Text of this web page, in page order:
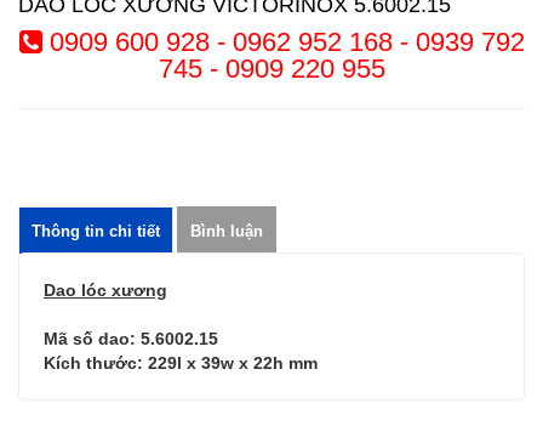
DAO LÓC XƯƠNG VICTORINOX 5.6002.15
0909 600 928 - 0962 952 168 - 0939 792
745 - 0909 220 955
Thông tin chi tiết Bình luận
Dao lóc xương
Mã số dao: 5.6002.15
Kích thước: 229l x 39w x 22h mm